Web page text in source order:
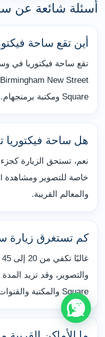
أسئلة شائعة عن
أين تقع ساحة
تقع ساحة فيكتوريا في
Square ومكتبة برمنجهام.
هل ساحة فيكتوريا
نعم، تستحق الزيارة
والمعالم القريبة.
كم تستغرق زيارة
Square والمكتبة والقنوات.